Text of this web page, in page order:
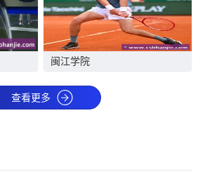
闽江学院
查看更多